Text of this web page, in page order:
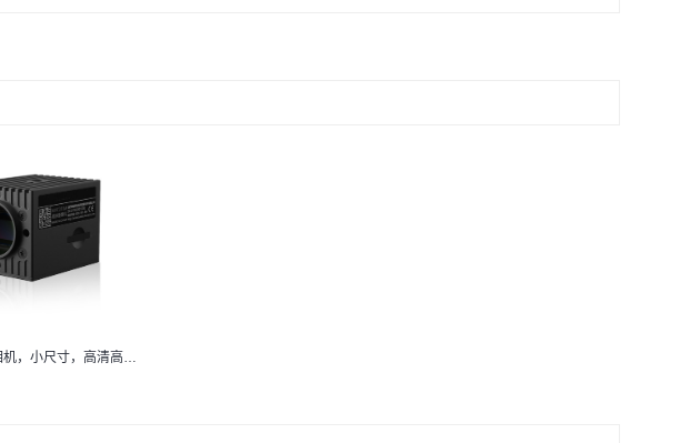
MVC（智能相机，小尺寸，高清高速）-视觉检测